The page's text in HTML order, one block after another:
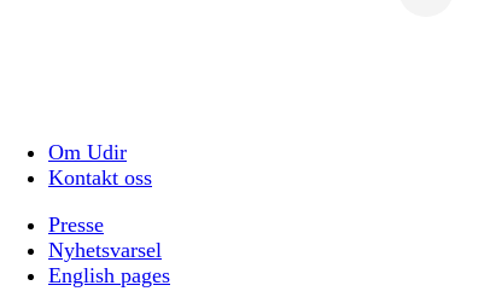
Om Udir
Kontakt oss
Presse
Nyhetsvarsel
English pages